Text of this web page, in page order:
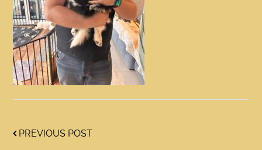
PREVIOUS POST